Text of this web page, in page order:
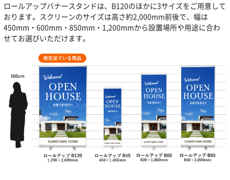
ロールアップバナースタンドは、B120のほかに3サイズをご用意して
おります。スクリーンのサイズは高さ約2,000mm前後で、幅は
450mm・600mm・850mm・1,200mmから設置場所や用途に合わ
せてお選びいただけます。